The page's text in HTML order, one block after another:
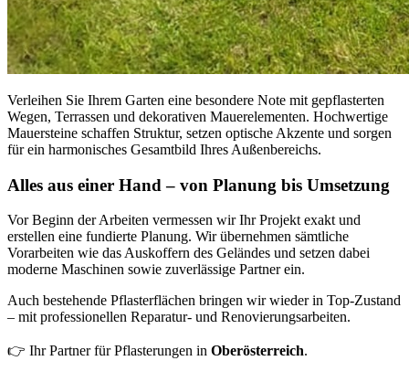
Verleihen Sie Ihrem Garten eine besondere Note mit gepflasterten
Wegen, Terrassen und dekorativen Mauerelementen. Hochwertige
Mauersteine schaffen Struktur, setzen optische Akzente und sorgen
für ein harmonisches Gesamtbild Ihres Außenbereichs.
Alles aus einer Hand – von Planung bis Umsetzung
Vor Beginn der Arbeiten vermessen wir Ihr Projekt exakt und
erstellen eine fundierte Planung. Wir übernehmen sämtliche
Vorarbeiten wie das Auskoffern des Geländes und setzen dabei
moderne Maschinen sowie zuverlässige Partner ein.
Auch bestehende Pflasterflächen bringen wir wieder in Top-Zustand
– mit professionellen Reparatur- und Renovierungsarbeiten.
👉 Ihr Partner für Pflasterungen in Oberösterreich.